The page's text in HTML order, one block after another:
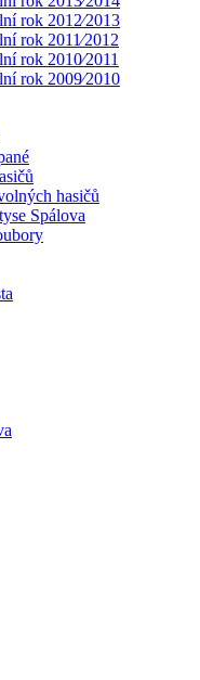
rok 2012⁄2013
rok 2011⁄2012
rok 2010⁄2011
rok 2009⁄2010
hasičů
Spálova